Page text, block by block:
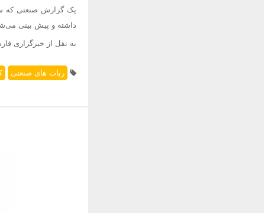
داشته و پیش بینی می‌شود تا سال ۲۰۲۴ به ۴۰.۷۵
به نقل از خبرگزاری
ربات های صنعتی